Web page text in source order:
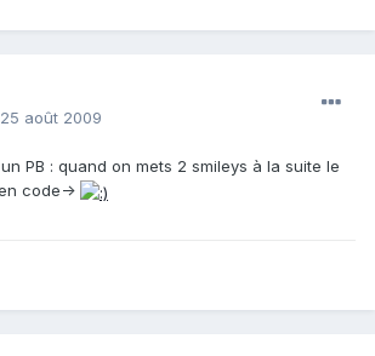
août 2009
PB : quand on mets 2 smileys à la suite le
code->